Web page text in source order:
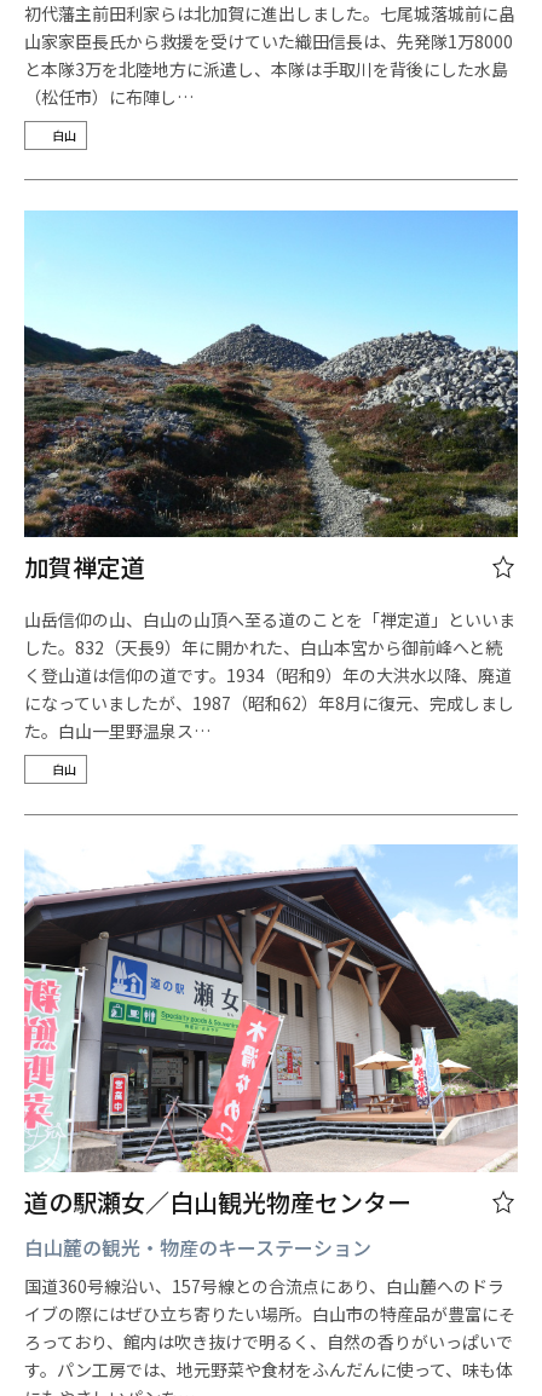
初代藩主前田利家らは北加賀に進出しました。七尾城落城前に畠
山家家臣長氏から救援を受けていた織田信長は、先発隊1万8000
と本隊3万を北陸地方に派遣し、本隊は手取川を背後にした水島
（松任市）に布陣し…
白山
加賀禅定道
山岳信仰の山、白山の山頂へ至る道のことを「禅定道」といいま
した。832（天長9）年に開かれた、白山本宮から御前峰へと続
く登山道は信仰の道です。1934（昭和9）年の大洪水以降、廃道
になっていましたが、1987（昭和62）年8月に復元、完成しまし
た。白山一里野温泉ス…
白山
道の駅瀬女／白山観光物産センター
白山麓の観光・物産のキーステーション
国道360号線沿い、157号線との合流点にあり、白山麓へのドラ
イブの際にはぜひ立ち寄りたい場所。白山市の特産品が豊富にそ
ろっており、館内は吹き抜けで明るく、自然の香りがいっぱいで
す。パン工房では、地元野菜や食材をふんだんに使って、味も体